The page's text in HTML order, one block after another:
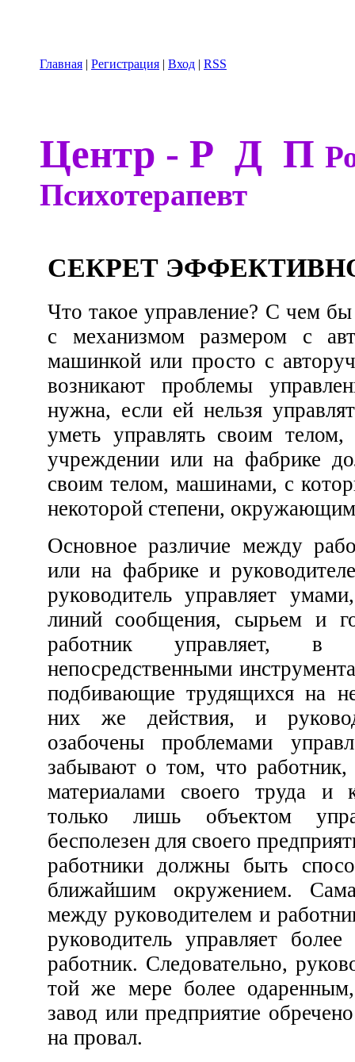
Главная | Регистрация | Вход | RSS
Центр - Р Д П
Психотерапевт
СЕКРЕТ
Что такое управление? С чем бы человек ни работал —
с механизмом размером с автомобиль, с пишущей
машинкой или просто с авторучкой, перед ним всегда
возникают проблемы управления. Вещь никому не
нужна, если ей нельзя управлять. Как танцор должен
уметь управлять своим телом, так же и работник в
учреждении или на фабрике должен уметь управлять
своим телом, машинами, с которыми он работает, и, до
некоторой степени,
Основное различие между работником в учреждении
или на фабрике и руководителем состоит в том, что
руководитель управляет умами, телами, устройством
линий сообщения, сырьем и готовыми изделиями, а
работник управляет, в
непосредственными инструментами.
подбивающие трудящихся на не всегда
них же действия, и руководители,
озабочены проблемами управления,
забывают о том, что работник, который не
материалами своего труда и который сам является
только лишь объектом управления, практически
бесполезен для своего предприятия. И администрация, и
работники должны быть способны управлять своим
ближайшим окружением. Самая очевидная разница
между руководителем и работником состоит в том, что
руководитель управляет
работник. Следовательно,
той же мере более одаренным,
завод или предприятие обречено на трудности,
на провал.